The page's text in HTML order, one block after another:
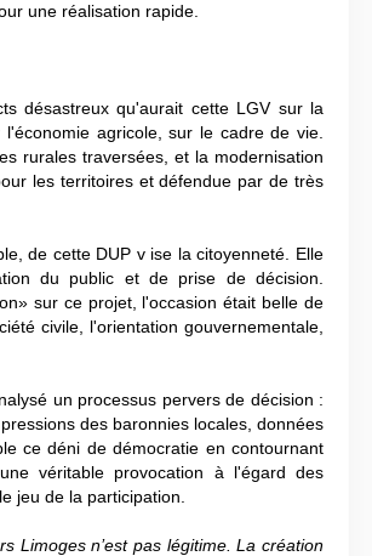
une réalisation rapide.
désastreux qu'aurait cette LGV sur la
agricole, sur le cadre de vie.
rurales traversées, et la modernisation
les territoires et défendue par de très
de cette DUP v ise la citoyenneté. Elle
du public et de prise de décision.
sur ce projet, l'occasion était belle de
civile, l'orientation gouvernementale,
un processus pervers de décision :
des baronnies locales, données
ce déni de démocratie en contournant
véritable provocation à l'égard des
jeu de la participation.
Limoges n’est pas légitime. La création